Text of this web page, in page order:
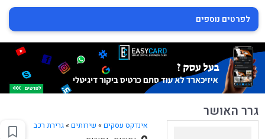
לפרטים נוספים
גרר האושר
אינדקס עסקים » שירותים»גרירת רכב